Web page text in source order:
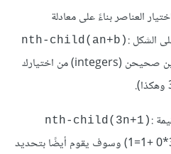
العناصر بناءً على معادلة
(nth-child(an+b
بحيث تقوم باستبدال a وb برقمين صحيحن (integers) من اختيارك
:
(nth-child(3n+1
بتحديد العنصر الإبن الأول ( لأنّ 3*0 +1=1) وسوف يقوم أيضًا بتحديد